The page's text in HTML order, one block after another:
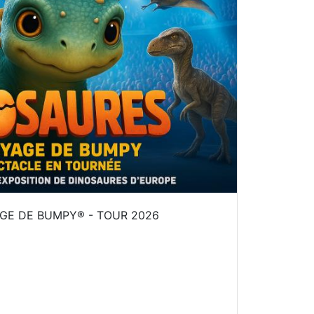
DE BUMPY® - TOUR 2026